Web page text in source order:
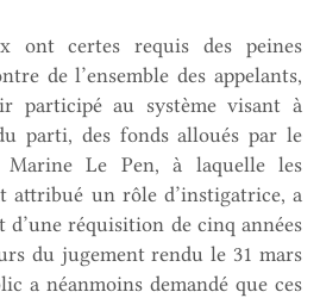
ont certes requis des peines
de l’ensemble des appelants,
participé au système visant à
parti, des fonds alloués par le
Marine Le Pen, à laquelle les
attribué un rôle d’instigatrice, a
d’une réquisition de cinq années
du jugement rendu le 31 mars
a néanmoins demandé que ces